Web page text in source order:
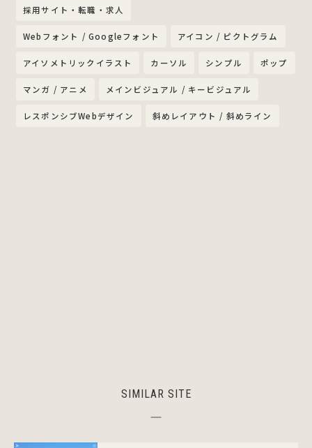
採用サイト・転職・求人
Webフォント / Googleフォント アイコン / ピクトグラム
アイソメトリックイラスト カーソル シンプル ポップ
マンガ / アニメ メインビジュアル / キービジュアル
レスポンシブWebデザイン 斜めレイアウト / 斜めライン
SIMILAR SITE